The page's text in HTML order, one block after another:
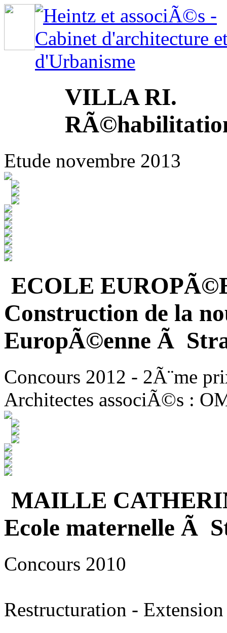
VILLA RI.
Etude novembre 2013
ECOLE
Construction de la
EuropÃ©enne Ã
Concours 2012 - 2Ã¨me
Architectes associÃ©s :
MAILLE
Ecole maternelle Ã
Concours 2010
Restructuration - Extension